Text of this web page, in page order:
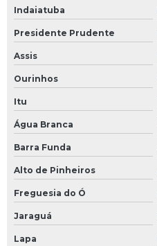
Indaiatuba
Presidente Prudente
Assis
Ourinhos
Itu
Água Branca
Barra Funda
Alto de Pinheiros
Freguesia do Ó
Jaraguá
Lapa